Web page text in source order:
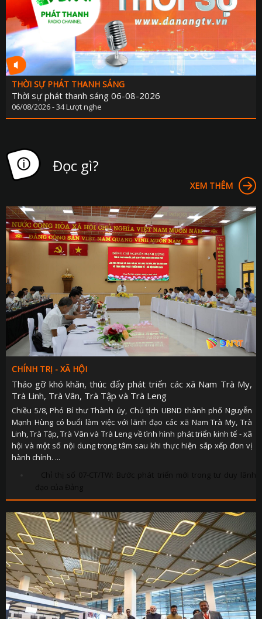
THỜI SỰ PHÁT THANH SÁNG
Thời sự phát thanh sáng 06-08-2026
06/08/2026 - 34 Lượt nghe
Đọc gì?
CHÍNH TRỊ - XÃ HỘI
Tháo gỡ khó khăn, thúc đẩy phát triển các xã Nam Trà My,
Trà Linh, Trà Vân, Trà Tập và Trà Leng
Chiều 5/8, Phó Bí thư Thành ủy, Chủ tịch UBND thành phố Nguyễn
Mạnh Hùng có buổi làm việc với lãnh đạo các xã Nam Trà My, Trà
Linh, Trà Tập, Trà Vân và Trà Leng về tình hình phát triển kinh tế - xã
hội và một số nội dung trọng tâm sau khi thực hiện sắp xếp đơn vị
hành chính. ...